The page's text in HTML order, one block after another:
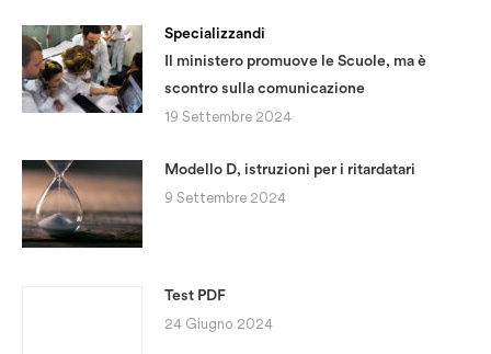
Specializzandi
Il ministero promuove le Scuole, ma è
scontro sulla comunicazione
19 Settembre 2024
Modello D, istruzioni per i ritardatari
9 Settembre 2024
Test PDF
24 Giugno 2024